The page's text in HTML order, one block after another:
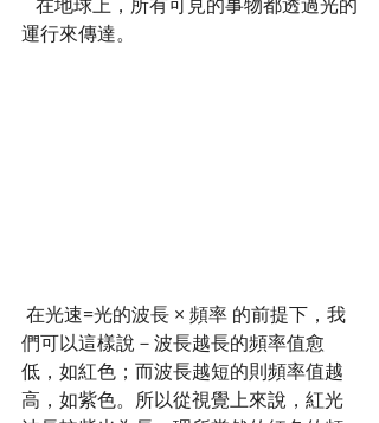
運行來傳達。
們可以這樣說－波長越長的頻率值愈
低，如紅色；而波長越短的則頻率值越
高，如紫色。所以從視覺上來說，紅光